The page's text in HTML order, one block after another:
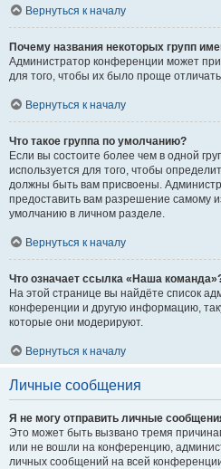
Вернуться к началу
Почему названия некоторых групп
Администратор конференции может
для того, чтобы их было проще отличать
Вернуться к началу
Что такое группа по умолчанию?
Если вы состоите более чем в одной
используется для того, чтобы
должны быть вам присвоены.
предоставить вам разрешение самому
умолчанию в личном разделе.
Вернуться к началу
Что означает ссылка «Наша
На этой странице вы найдёте список
конференции и другую информацию,
которые они модерируют.
Вернуться к началу
Личные сообщения
Я не могу отправить личные
Это может быть вызвано тремя
или не вошли на конференцию,
личных сообщений на всей